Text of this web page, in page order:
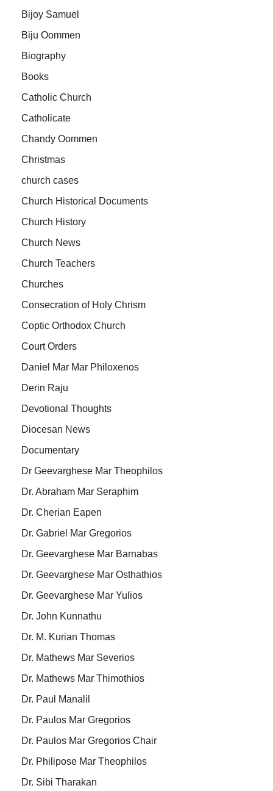
Bijoy Samuel
Biju Oommen
Biography
Books
Catholic Church
Catholicate
Chandy Oommen
Christmas
church cases
Church Historical Documents
Church History
Church News
Church Teachers
Churches
Consecration of Holy Chrism
Coptic Orthodox Church
Court Orders
Daniel Mar Mar Philoxenos
Derin Raju
Devotional Thoughts
Diocesan News
Documentary
Dr Geevarghese Mar Theophilos
Dr. Abraham Mar Seraphim
Dr. Cherian Eapen
Dr. Gabriel Mar Gregorios
Dr. Geevarghese Mar Barnabas
Dr. Geevarghese Mar Osthathios
Dr. Geevarghese Mar Yulios
Dr. John Kunnathu
Dr. M. Kurian Thomas
Dr. Mathews Mar Severios
Dr. Mathews Mar Thimothios
Dr. Paul Manalil
Dr. Paulos Mar Gregorios
Dr. Paulos Mar Gregorios Chair
Dr. Philipose Mar Theophilos
Dr. Sibi Tharakan